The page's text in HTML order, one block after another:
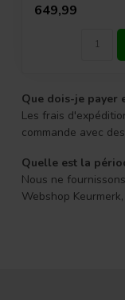
649,99
Que dois-je payer
Les frais
commande avec
Quelle est la
Nous ne
Webshop